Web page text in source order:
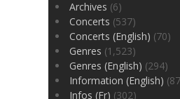
Archives (6)
Concerts (537)
Concerts (English) (70)
Genres (1,523)
Genres (English) (294)
Information (English)
Infos (Fr) (302)